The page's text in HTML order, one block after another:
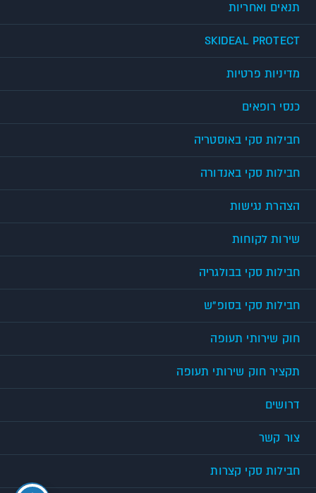
תנאים ואחריות
SKIDEAL PROTECT
מדיניות פרטיות
כנסי רופאים
חבילות סקי באוסטריה
חבילות סקי באנדורה
הצהרת נגישות
שירות לקוחות
חבילות סקי בבולגריה
חבילות סקי בסופ"ש
חוק שירותי תעופה
תקציר חוק שירותי תעופה
דרושים
צור קשר
חבילות סקי קצרות